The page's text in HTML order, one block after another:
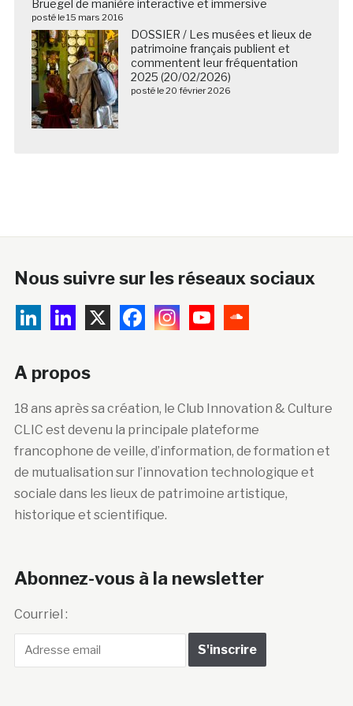
Bruegel de manière interactive et immersive
posté le 15 mars 2016
DOSSIER / Les musées et lieux de
patrimoine français publient et
commentent leur fréquentation
2025 (20/02/2026)
posté le 20 février 2026
Nous suivre sur les réseaux sociaux
A propos
18 ans après sa création, le Club Innovation & Culture
CLIC est devenu la principale plateforme
francophone de veille, d’information, de formation et
de mutualisation sur l’innovation technologique et
sociale dans les lieux de patrimoine artistique,
historique et scientifique.
Abonnez-vous à la newsletter
Courriel :